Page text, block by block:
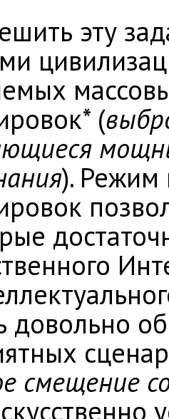
эту
(
). Режим
довольно
смещение